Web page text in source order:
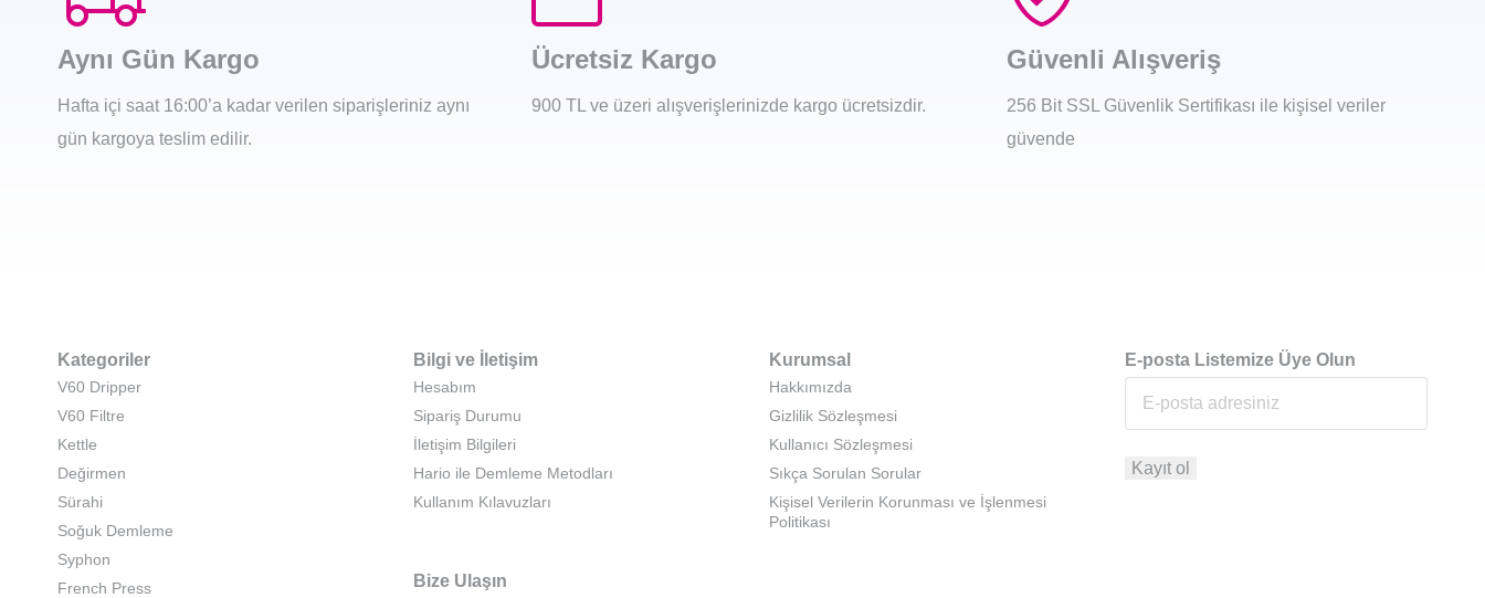
Aynı Gün Kargo
Hafta içi saat 16:00’a kadar verilen siparişleriniz aynı
gün kargoya teslim edilir.
Ücretsiz Kargo
900 TL ve üzeri alışverişlerinizde kargo ücretsizdir.
Güvenli Alışveriş
256 Bit SSL Güvenlik Sertifikası ile kişisel veriler
güvende
Kategoriler
V60 Dripper
V60 Filtre
Kettle
Değirmen
Sürahi
Soğuk Demleme
Syphon
French Press
Bilgi ve İletişim
Hesabım
Sipariş Durumu
İletişim Bilgileri
Hario ile Demleme Metodları
Kullanım Kılavuzları
Bize Ulaşın
Kurumsal
Hakkımızda
Gizlilik Sözleşmesi
Kullanıcı Sözleşmesi
Sıkça Sorulan Sorular
Kişisel Verilerin Korunması ve İşlenmesi
Politikası
E-posta Listemize Üye Olun